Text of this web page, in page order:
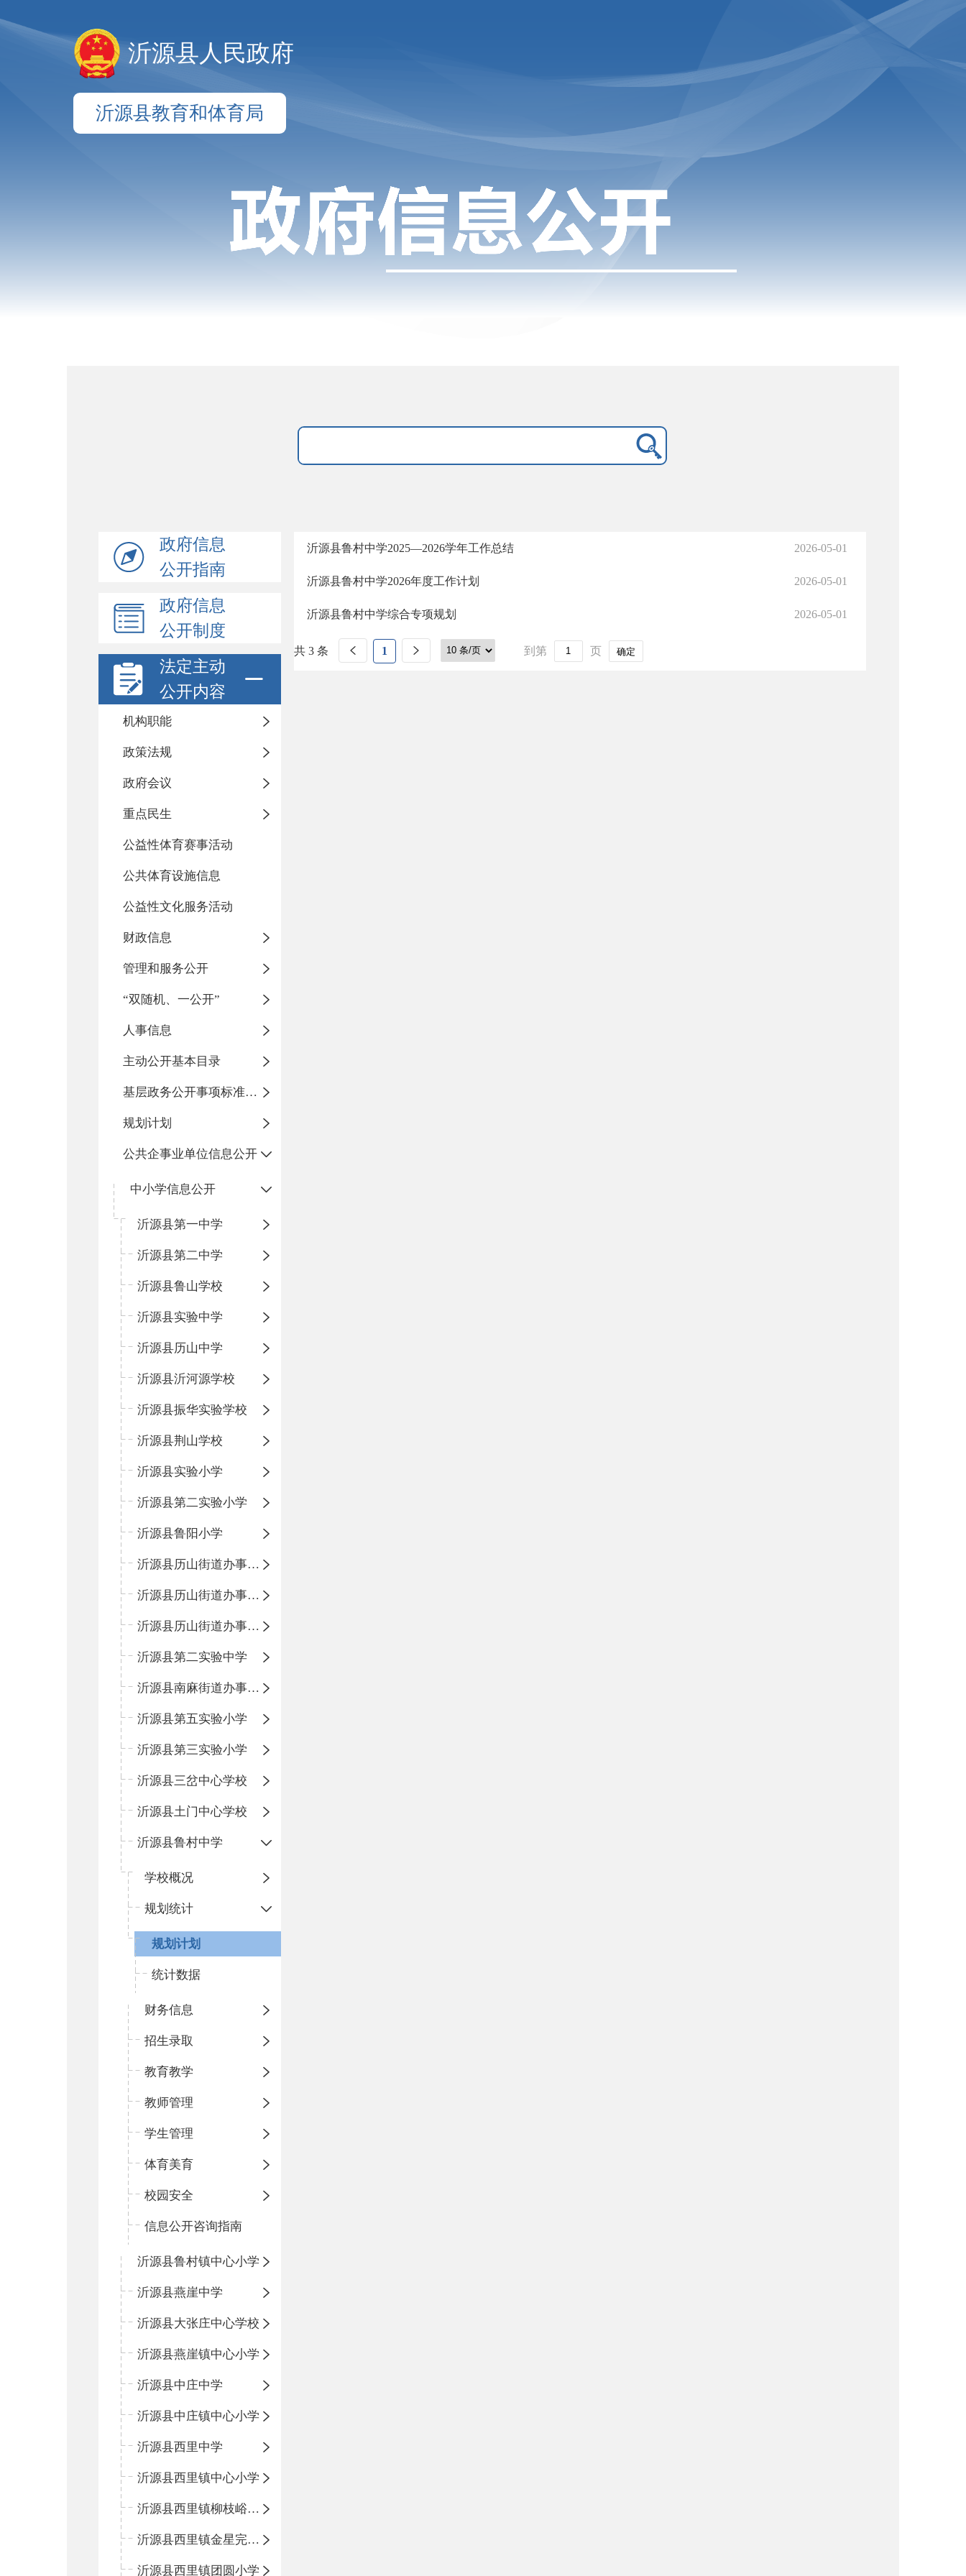
沂源县人民政府
沂源县教育和体育局
政府信息
公开指南
政府信息
公开制度
法定主动
公开内容
机构职能
政策法规
政府会议
重点民生
公益性体育赛事活动
公共体育设施信息
公益性文化服务活动
财政信息
管理和服务公开
“双随机、一公开”
人事信息
主动公开基本目录
基层政务公开事项标准目录
规划计划
公共企事业单位信息公开
中小学信息公开
沂源县第一中学
沂源县第二中学
沂源县鲁山学校
沂源县实验中学
沂源县历山中学
沂源县沂河源学校
沂源县振华实验学校
沂源县荆山学校
沂源县实验小学
沂源县第二实验小学
沂源县鲁阳小学
沂源县历山街道办事处振兴路小学
沂源县历山街道办事处荆山路小学
沂源县历山街道办事处鲁山路小学
沂源县第二实验中学
沂源县南麻街道办事处中心小学
沂源县第五实验小学
沂源县第三实验小学
沂源县三岔中心学校
沂源县土门中心学校
沂源县鲁村中学
学校概况
规划统计
规划计划
统计数据
财务信息
招生录取
教育教学
教师管理
学生管理
体育美育
校园安全
信息公开咨询指南
沂源县鲁村镇中心小学
沂源县燕崖中学
沂源县大张庄中心学校
沂源县燕崖镇中心小学
沂源县中庄中学
沂源县中庄镇中心小学
沂源县西里中学
沂源县西里镇中心小学
沂源县西里镇柳枝峪回民小学
沂源县西里镇金星完全小学
沂源县西里镇团圆小学
沂源县鲁村中学2025—2026学年工作总结 2026-05-01
沂源县鲁村中学2026年度工作计划 2026-05-01
沂源县鲁村中学综合专项规划 2026-05-01
共 3 条 1 到第 页 确定